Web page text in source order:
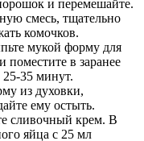
и перемешайте.
смесь, тщательно
комочков.
мукой форму для
поместите в заранее
25-35 минут.
из духовки,
ему остыть.
сливочный крем. В
яйца с 25 мл